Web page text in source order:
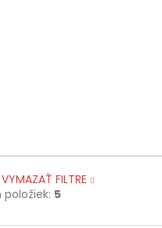
VYMAZAŤ FILTRE
5